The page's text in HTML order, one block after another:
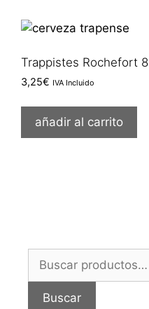
Trappistes Rochefort 8
3,25€ IVA Incluido
añadir al carrito
Buscar
Buscar